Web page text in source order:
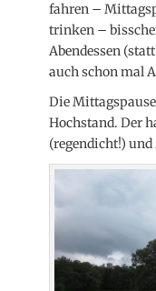
fahren –
trinken –
Abendessen
auch schon mal
Die
Hochstand. Der
(regendicht!)